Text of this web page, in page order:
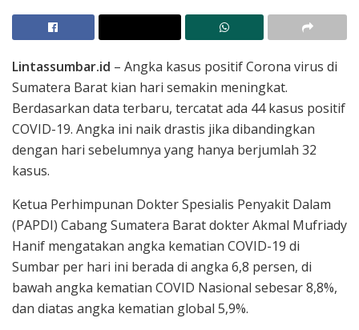
Lintassumbar.id – Angka kasus positif Corona virus di
Sumatera Barat kian hari semakin meningkat.
Berdasarkan data terbaru, tercatat ada 44 kasus positif
COVID-19. Angka ini naik drastis jika dibandingkan
dengan hari sebelumnya yang hanya berjumlah 32
kasus.
Ketua Perhimpunan Dokter Spesialis Penyakit Dalam
(PAPDI) Cabang Sumatera Barat dokter Akmal Mufriady
Hanif mengatakan angka kematian COVID-19 di
Sumbar per hari ini berada di angka 6,8 persen, di
bawah angka kematian COVID Nasional sebesar 8,8%,
dan diatas angka kematian global 5,9%.